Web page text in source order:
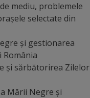
mediu, problemele
selectate din
și gestionarea
și sărbătorirea Zilelor
Mării Negre și